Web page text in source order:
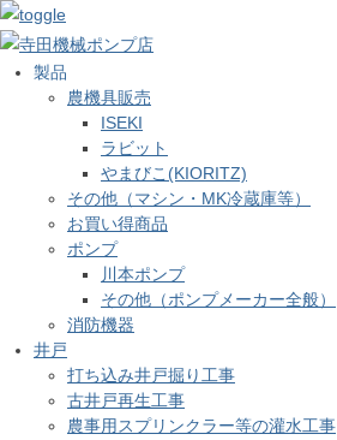
製品
農機具販売
ISEKI
ラビット
やまびこ(KIORITZ)
その他（マシン・MK冷蔵庫等）
お買い得商品
ポンプ
川本ポンプ
その他（ポンプメーカー全般）
消防機器
井戸
打ち込み井戸掘り工事
古井戸再生工事
農事用スプリンクラー等の灌水工事